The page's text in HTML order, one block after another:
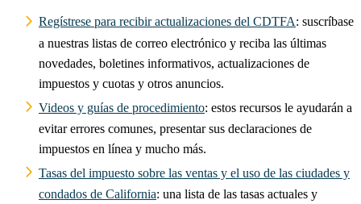
Regístrese para recibir actualizaciones del CDTFA: suscríbase
a nuestras listas de correo electrónico y reciba las últimas
novedades, boletines informativos, actualizaciones de
impuestos y cuotas y otros anuncios.
Videos y guías de procedimiento: estos recursos le ayudarán a
evitar errores comunes, presentar sus declaraciones de
impuestos en línea y mucho más.
Tasas del impuesto sobre las ventas y el uso de las ciudades y
condados de California: una lista de las tasas actuales y